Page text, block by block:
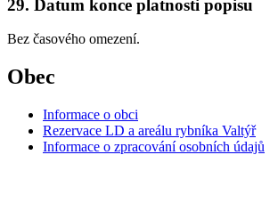
29. Datum konce platnosti popisu
Bez časového omezení.
Obec
Informace o obci
Rezervace LD a areálu rybníka Valtýř
Informace o zpracování osobních údajů